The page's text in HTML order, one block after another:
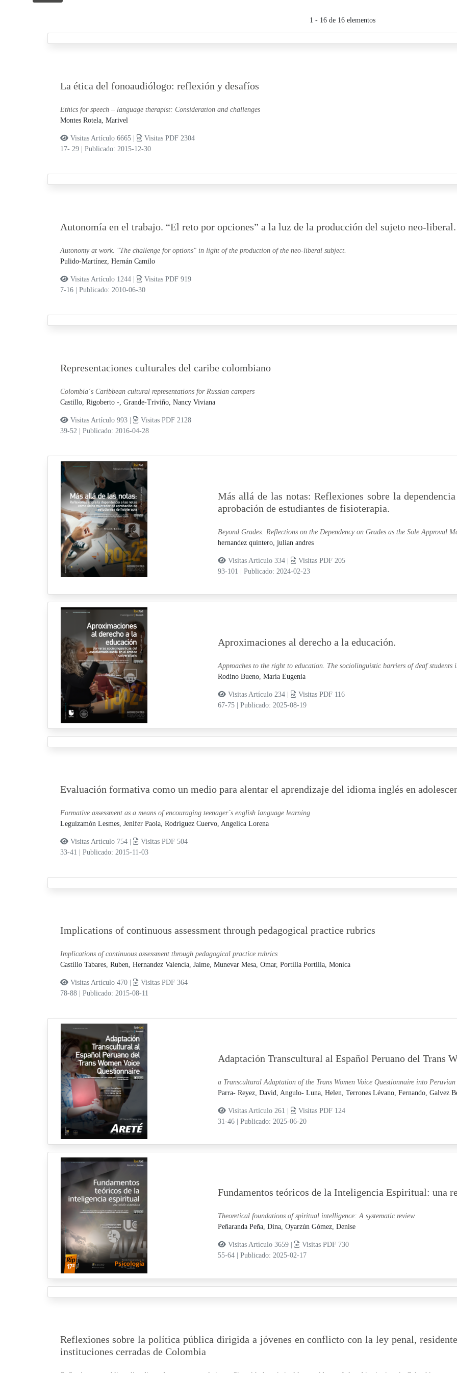
1 - 16 de 16 elementos
La ética del fonoaudiólogo: reflexión y desafíos
Ethics for speech – language therapist: Consideration and challenges
Montes Rotela, Marivel
Visitas Artículo 6665 |
Visitas PDF 2304
17- 29
Publicado: 2015-12-30
Autonomía en el trabajo. “El reto por opciones” a la luz de la producción del sujeto neo-liberal.
Autonomy at work. "The challenge for options" in light of the production of the neo-liberal subject.
Pulido-Martínez, Hernán Camilo
Visitas Artículo 1244 |
Visitas PDF 919
7-16
Publicado: 2010-06-30
Representaciones culturales del caribe colombiano
Colombia´s Caribbean cultural representations for Russian campers
Castillo, Rigoberto -, Grande-Triviño, Nancy Viviana
Visitas Artículo 993 |
Visitas PDF 2128
39-52
Publicado: 2016-04-28
Más allá de las notas: Reflexiones sobre la
aprobación de estudiantes de fisioterapia.
Beyond Grades: Reflections on the Dependency on Grades as the Sole Approval
hernandez quintero, julian andres
Visitas Artículo 334 |
Visitas PDF 205
93-101
Publicado: 2024-02-23
Aproximaciones al derecho a la educación.
Approaches to the right to education. The sociolinguistic barriers of deaf students
Rodino Bueno, María Eugenia
Visitas Artículo 234 |
Visitas PDF 116
67-75
Publicado: 2025-08-19
Evaluación formativa como un medio para alentar el aprendizaje del idioma inglés en
Formative assessment as a means of encouraging teenager´s english language learning
Leguizamón Lesmes, Jenifer Paola, Rodriguez Cuervo, Angelica Lorena
Visitas Artículo 754 |
Visitas PDF 504
33-41 | Publicado: 2015-11-03
Implications of continuous assessment through pedagogical practice rubrics
Implications of continuous assessment through pedagogical practice rubrics
Castillo Tabares, Ruben, Hernandez Valencia, Jaime, Munevar Mesa, Omar, Portilla Portilla, Monica
Visitas Artículo 470 |
Visitas PDF 364
78-88 | Publicado: 2015-08-11
Adaptación Transcultural al Español Peruano del Trans
a Transcultural Adaptation of the Trans Women Voice Questionnaire into Peruvian
Parra- Reyez, David, Angulo- Luna, Helen, Terrones Lévano, Fernando, Galvez
Visitas Artículo 261 |
Visitas PDF 124
31-46 | Publicado: 2025-06-20
Fundamentos teóricos de la Inteligencia Espiritual: una
Theoretical foundations of spiritual intelligence: A systematic review
Peñaranda Peña, Dina, Oyarzún Gómez, Denise
Visitas Artículo 3659 |
Visitas PDF 730
55-64
Publicado: 2025-02-17
Reflexiones sobre la política pública dirigida a jóvenes en conflicto con la ley penal,
instituciones cerradas de Colombia